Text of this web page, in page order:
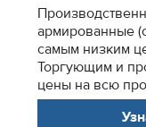
армированные
самым низким
Торгующим и
цены на всю